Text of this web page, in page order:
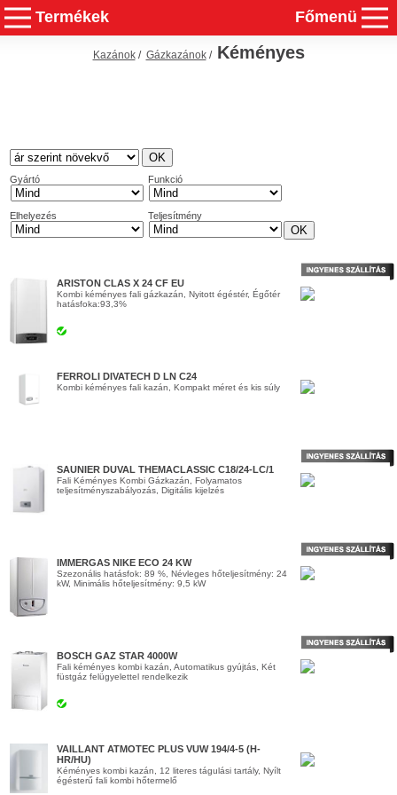
Termékek Főmenü
Kazánok/ Gázkazánok/ Kéményes
Gyártó Funkció
Elhelyezés Teljesítmény
ARISTON CLAS X 24 CF EU
Kombi kéményes fali gázkazán, Nyitott égéstér, Égőtér
hatásfoka:93,3%
FERROLI DIVATECH D LN C24
Kombi kéményes fali kazán, Kompakt méret és kis súly
SAUNIER DUVAL THEMACLASSIC C18/24-LC/1
Fali Kéményes Kombi Gázkazán, Folyamatos
teljesítményszabályozás, Digitális kijelzés
IMMERGAS NIKE ECO 24 KW
Szezonális hatásfok: 89 %, Névleges hőteljesítmény: 24
kW, Minimális hőteljesítmény: 9,5 kW
BOSCH GAZ STAR 4000W
Fali kéményes kombi kazán, Automatikus gyújtás, Két
füstgáz felügyelettel rendelkezik
VAILLANT ATMOTEC PLUS VUW 194/4-5 (H-
HR/HU)
Kéményes kombi kazán, 12 literes tágulási tartály, Nyílt
égésterű fali kombi hőtermelő